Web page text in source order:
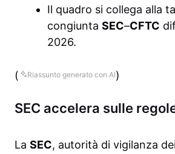
Il quadro si collega alla
congiunta SEC–CFTC
2026.
( Riassunto generato con AI)
SEC accelera sulle
La SEC, autorità di vigilanza